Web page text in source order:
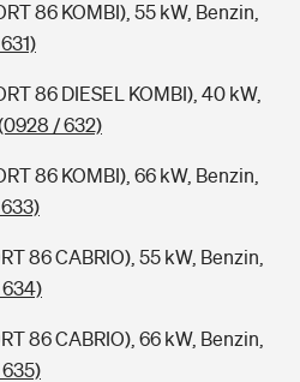
86 KOMBI), 55 kW, Benzin,
86 DIESEL KOMBI), 40 kW,
/ 632)
86 KOMBI), 66 kW, Benzin,
86 CABRIO), 55 kW, Benzin,
86 CABRIO), 66 kW, Benzin,